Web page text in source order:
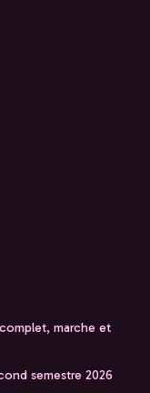
marche et
semestre 2026